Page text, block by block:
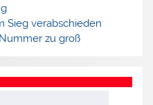
Sieg verabschieden
zu groß